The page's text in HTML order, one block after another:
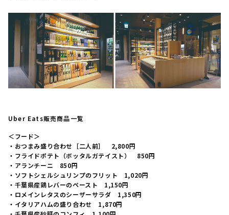
Uber Eats販売商品一覧
＜フード＞
・おつまみ盛り合わせ［二人前］ 2,800円
・フライドポテト（ボッタルガテイスト） 850円
・アランチーニ 850円
・ソフトシェルシュリンプのフリット 1,020円
・千葉県産鶏レバーのペースト 1,150円
・ロメインレタスのシーザーサラダ 1,350円
・イタリアハムの盛り合わせ 1,870円